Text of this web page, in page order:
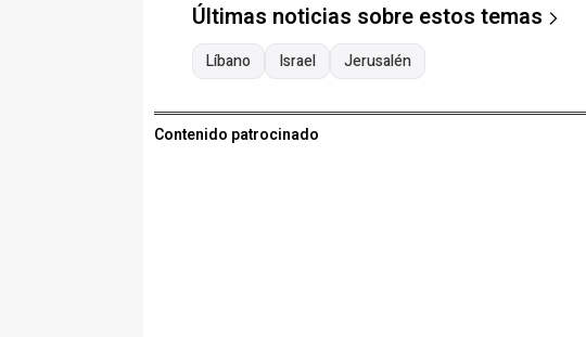
Últimas noticias sobre estos temas
Líbano Israel Jerusalén
Contenido patrocinado